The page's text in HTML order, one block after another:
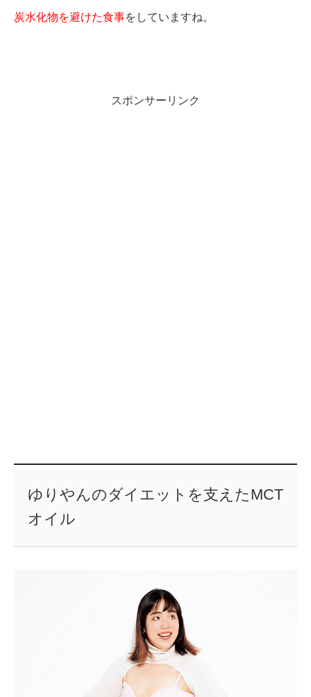
炭水化物を避けた食事をしていますね。
スポンサーリンク
ゆりやんのダイエットを支えたMCT
オイル